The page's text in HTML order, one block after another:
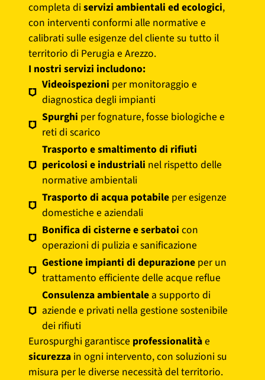
completa di servizi ambientali ed ecologici,
con interventi conformi alle normative e
calibrati sulle esigenze del cliente su tutto il
territorio di Perugia e Arezzo.
I nostri servizi includono:
Videoispezioni per monitoraggio e
diagnostica degli impianti
Spurghi per fognature, fosse biologiche e
reti di scarico
Trasporto e smaltimento di rifiuti
pericolosi e industriali nel rispetto delle
normative ambientali
Trasporto di acqua potabileper esigenze
domestiche e aziendali
Bonifica di cisterne e serbatoi con
operazioni di pulizia e sanificazione
Gestione impianti di depurazioneper un
trattamento efficiente delle acque reflue
Consulenza ambientalea supporto di
aziende e privati nella gestione sostenibile
dei rifiuti
Eurospurghi garantisce professionalitàe
sicurezza in ogni intervento, con soluzioni su
misura per le diverse necessità del territorio.